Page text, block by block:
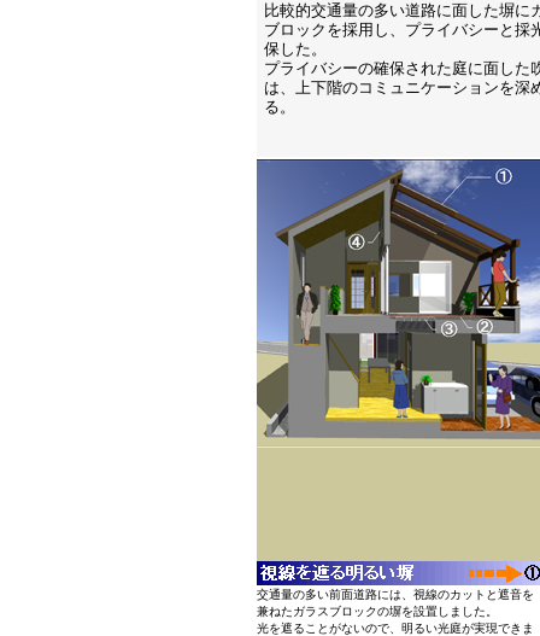
比較的交通量の多い道路に面した塀に
ブロックを採用し、プライバシーと採
保した。
プライバシーの確保された庭に面した
は、上下階のコミュニケーションを深
る。
交通量の多い前面道路には、視線のカットと遮音を
兼ねたガラスブロックの塀を設置しました。
光を遮ることがないので、明るい光庭が実現できま